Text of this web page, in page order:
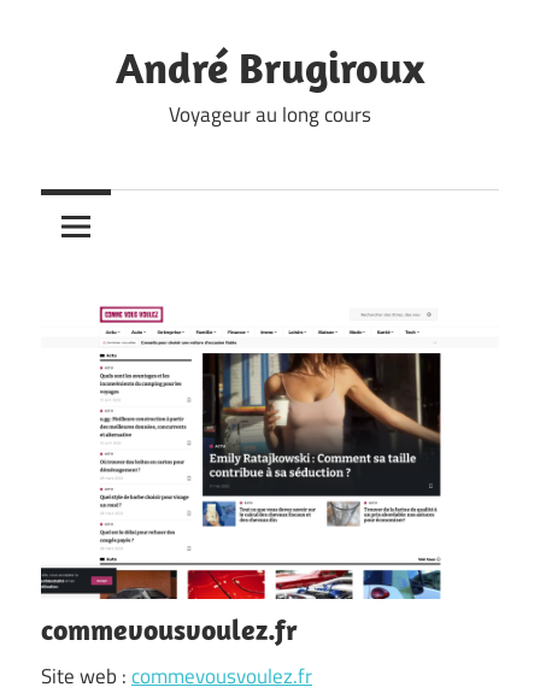
André Brugiroux
Voyageur au long cours
commevousvoulez.fr
Site web :commevousvoulez.fr